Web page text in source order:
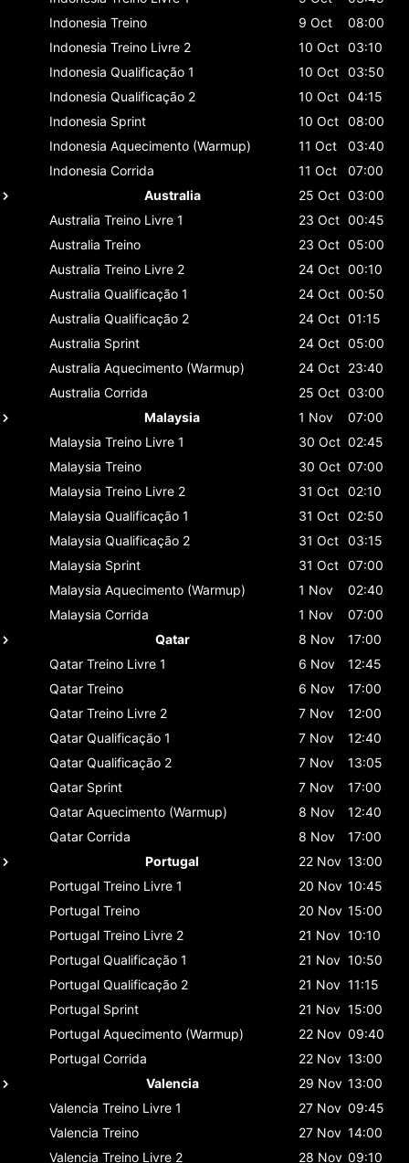
Indonesia Treino 9 Oct
08:00
Indonesia Treino Livre 2 10 Oct 03:10
Indonesia Qualificação 1 10 Oct 03:50
Indonesia Qualificação 2 10 Oct 04:15
Indonesia Sprint 10 Oct 08:00
Indonesia Aquecimento (Warmup) 11 Oct
03:40
Indonesia Corrida 11 Oct
07:00
Australia
25 Oct 03:00
Australia Treino Livre 1 23 Oct 00:45
Australia Treino 23 Oct 05:00
Australia Treino Livre 2 24 Oct 00:10
Australia Qualificação 1 24 Oct 00:50
Australia Qualificação 2 24 Oct 01:15
Australia Sprint 24 Oct 05:00
Australia Aquecimento (Warmup) 24 Oct 23:40
Australia Corrida 25 Oct 03:00
Malaysia
1 Nov
07:00
Malaysia Treino Livre 1 30 Oct 02:45
Malaysia Treino 30 Oct 07:00
Malaysia Treino Livre 2 31 Oct 02:10
Malaysia Qualificação 1 31 Oct 02:50
Malaysia Qualificação 2 31 Oct 03:15
Malaysia Sprint 31 Oct 07:00
Malaysia Aquecimento (Warmup) 1 Nov
02:40
Malaysia Corrida 1 Nov
07:00
Qatar
8 Nov
17:00
Qatar Treino Livre 1 6 Nov
12:45
Qatar Treino 6 Nov
17:00
Qatar Treino Livre 2 7 Nov
12:00
Qatar Qualificação 1 7 Nov
12:40
Qatar Qualificação 2 7 Nov
13:05
Qatar Sprint 7 Nov
17:00
Qatar Aquecimento (Warmup) 8 Nov
12:40
Qatar Corrida 8 Nov
17:00
Portugal
22 Nov 13:00
Portugal Treino Livre 1 20 Nov 10:45
Portugal Treino 20 Nov 15:00
Portugal Treino Livre 2 21 Nov 10:10
Portugal Qualificação 1 21 Nov 10:50
Portugal Qualificação 2 21 Nov 11:15
Portugal Sprint 21 Nov 15:00
Portugal Aquecimento (Warmup) 22 Nov 09:40
Portugal Corrida 22 Nov 13:00
Valencia
29 Nov 13:00
Valencia Treino Livre 1 27 Nov 09:45
Valencia Treino 27 Nov 14:00
Valencia Treino Livre 2 28 Nov 09:10